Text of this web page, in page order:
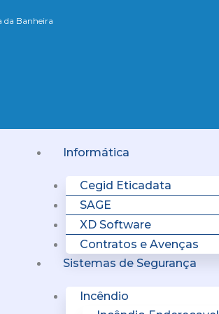
da Banheira
Informática
Cegid Eticadata
SAGE
XD Software
Contratos e Avenças
Sistemas de Segurança
Incêndio
Menu